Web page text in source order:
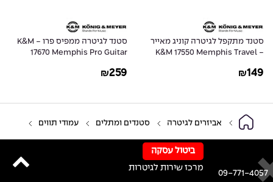
סטנד מתקפל לגיטרה קוניג מאייר
- K&M 17550 Memphis Travel
₪149
סטנד לגיטרה ממפיס פרו - K&M
17670 Memphis Pro Guitar
₪259
אביזרים לגיטרה סטנדים ומתלים עמודי תווים
09-771-4057
ביטול עסקה
מרכז שירות לגיטרות